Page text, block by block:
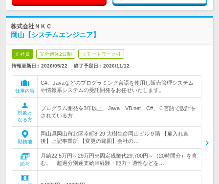
株式会社ＮＫＣ
岡山【システムエンジニア】
正社員 完全週休2日制 リモートワーク可
情報更新日：2026/05/22 終了予定日： 2026/11/12
仕事内容
C#、Javaなどのプログラミング言語を使用し販売管理システム
や情報系システムの受託開発をお任せいたします。
対象と
なる方
プログラム開発を3年以上、Java、VB.net、C#、Ｃ言語で設計を
されている方
勤務地
岡山県岡山市北区幸町8-29 大樹生命岡山ビル９階 【雇入れ直
後】上記事業所 【変更の範囲】会社の…
給与
月給22.5万円～29万円※固定残業代29,700円～（20時間分）を含
む。 超過分別途支給※経験・能力・適性などを…